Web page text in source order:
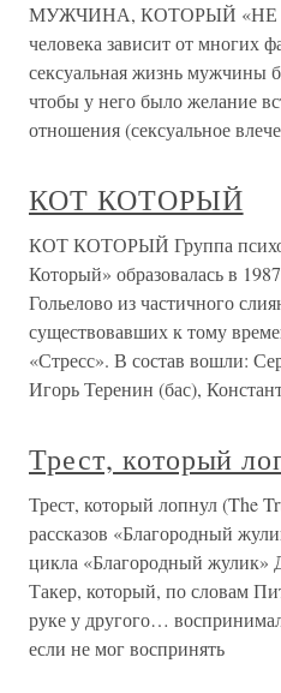
МУЖЧИНА, КОТОРЫЙ «НЕ
человека зависит от многих
сексуальная жизнь мужчины
чтобы у него было желание
отношения (сексуальное
КОТ КОТОРЫЙ
КОТ КОТОРЫЙ Группа
Который» образовалась в
Гольелово из частичного
существовавших к тому
«Стресс». В состав вошли:
Игорь Теренин (бас),
Трест, который
Трест, который лопнул (The
рассказов «Благородный
цикла «Благородный
Такер, который, по словам
руке у другого…
если не мог воспринять